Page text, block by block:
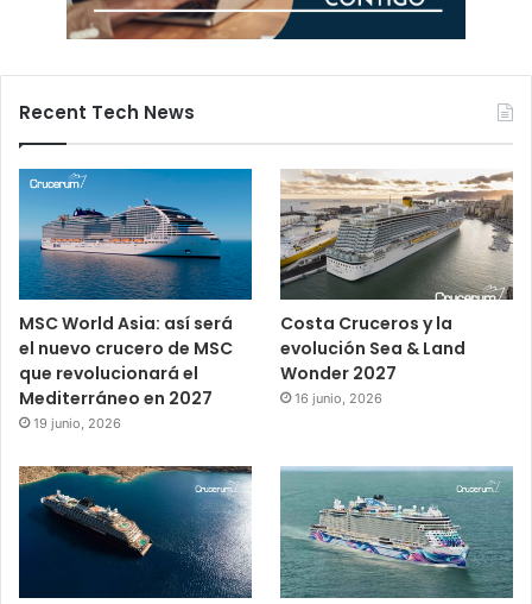
Recent Tech News
MSC World Asia: así será
el nuevo crucero de MSC
que revolucionará el
Mediterráneo en 2027
19 junio, 2026
Costa Cruceros y la
evolución Sea & Land
Wonder 2027
16 junio, 2026